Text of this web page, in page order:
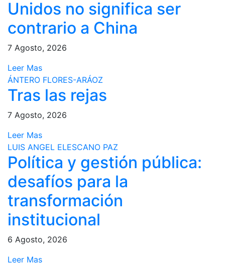
Unidos no significa ser
contrario a China
7 Agosto, 2026
Leer Mas
ÁNTERO FLORES-ARÁOZ
Tras las rejas
7 Agosto, 2026
Leer Mas
LUIS ANGEL ELESCANO PAZ
Política y gestión pública:
desafíos para la
transformación
institucional
6 Agosto, 2026
Leer Mas